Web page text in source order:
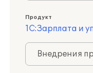
Продукт
1С:Зарплата и
Внедрения